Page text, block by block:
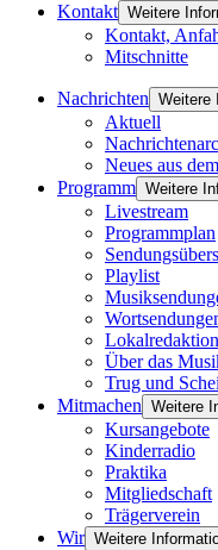
Kontakt Weitere
Kontakt,
Mitschnitte
Nachrichten Weitere
Aktuell
Neues aus
Programm Weitere
Livestream
Programmplan
Playlist
Über das
Trug und
Mitmachen Weitere
Kursangebote
Kinderradio
Praktika
Mitgliedschaft
Trägerverein
Wir Weitere